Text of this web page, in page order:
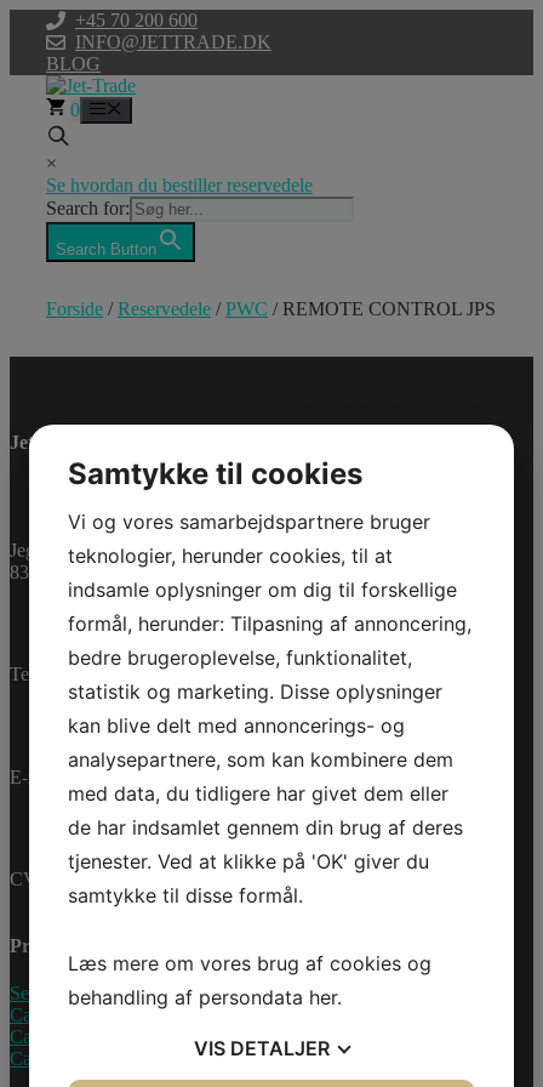
indhold
+45 70 200 600
INFO@JETTRADE.DK
BLOG
0
×
Se hvordan du bestiller reservedele
Search for:
Search Button
Forside /Reservedele /PWC / REMOTE CONTROL JPS
Model/Varenr.: 0460953
Varenummer (SKU):
0460953
Kategorier:
Reservedele
Jet-Trade Powersport
Jegstrupvej 280
8361 Hasselager
Telefon: +45 70 200 600
E-mail: info@jettrade.dk
CVR-nummer: 27233678
Produkter
Sea-Doo Vandscooter
Can-Am ATV
Can-Am UTV
Can-Am Roadster
Samtykke til cookies
Vi og vores samarbejdspartnere bruger
teknologier, herunder cookies, til at
indsamle oplysninger om dig til forskellige
formål, herunder: Tilpasning af annoncering,
bedre brugeroplevelse, funktionalitet,
statistik og marketing. Disse oplysninger
kan blive delt med annoncerings- og
analysepartnere, som kan kombinere dem
med data, du tidligere har givet dem eller
de har indsamlet gennem din brug af deres
tjenester. Ved at klikke på 'OK' giver du
samtykke til disse formål.
Læs mere om vores brug af cookies og
behandling af persondata her.
VIS DETALJER